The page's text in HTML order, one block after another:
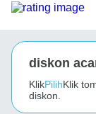
diskon
KlikPilihKlik
diskon.